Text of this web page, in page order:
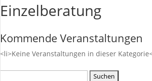
Einzelberatung
Kommende Veranstaltungen
<li>Keine Veranstaltungen in dieser